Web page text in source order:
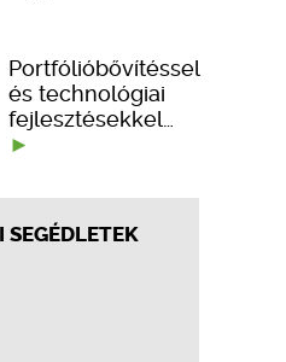
Portfólióbővítéssel
és technológiai
fejlesztésekkel…
SEGÉDLETEK